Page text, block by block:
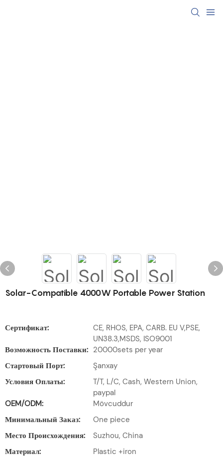
Solar-Compatible 4000W Portable Power Station
Сертификат:
CE, RHOS, EPA, CARB. EU V,PSE,
UN38.3,MSDS, ISO9001
Возможность Поставки: 20000sets per year
Стартовый Порт:
Şanxay
Условия Оплаты:
T/T, L/C, Cash, Western Union,
paypal
OEM/ODM:
Mövcuddur
Минимальный Заказ:
One piece
Место Происхождения:
Suzhou, China
Материал:
Plastic +iron